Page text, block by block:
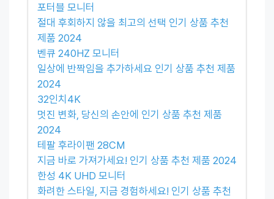
포터블 모니터
절대 후회하지 않을 최고의 선택 인기 상품 추천
제품 2024
벤큐 240HZ 모니터
일상에 반짝임을 추가하세요 인기 상품 추천 제품
2024
32인치4K
멋진 변화, 당신의 손안에 인기 상품 추천 제품
2024
테팔 후라이팬 28CM
지금 바로 가져가세요! 인기 상품 추천 제품 2024
한성 4K UHD 모니터
화려한 스타일, 지금 경험하세요! 인기 상품 추천